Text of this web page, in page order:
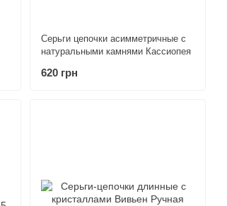
Серьги цепочки асимметричные с
натуральными камнями Кассиопея
620 грн